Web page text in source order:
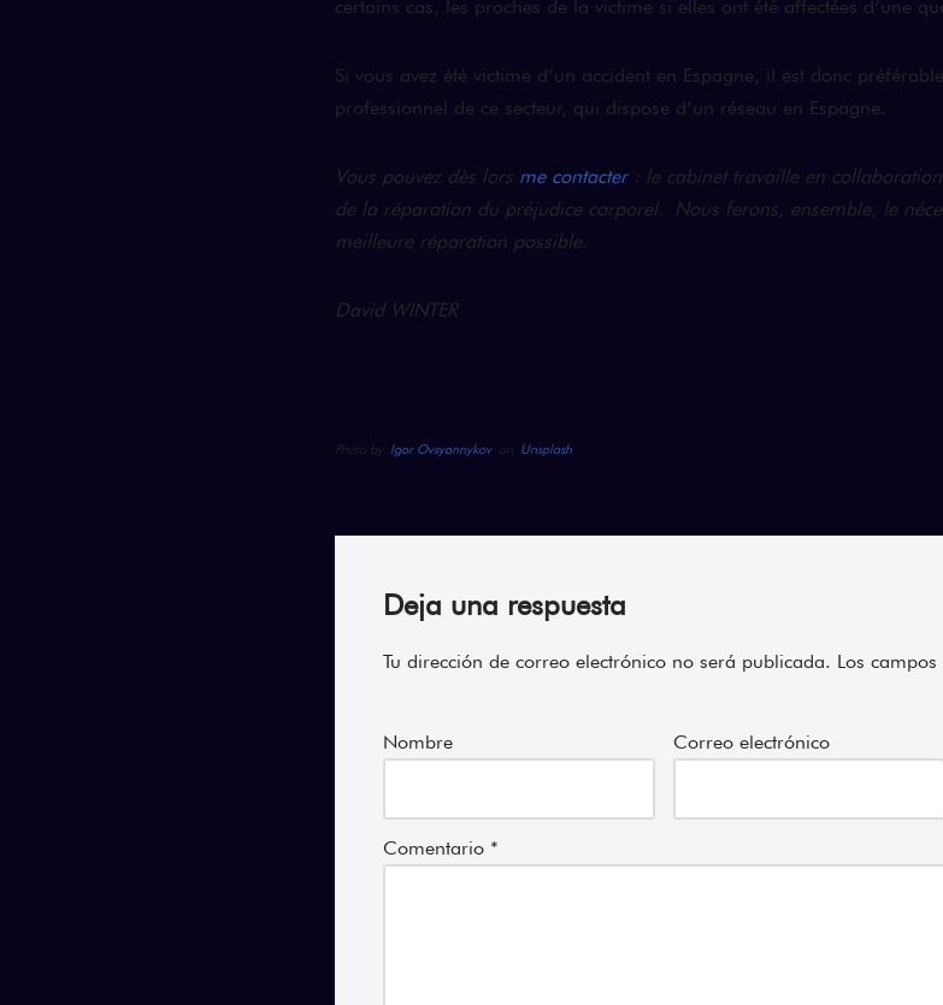
certains cas, les proches de la victime si elles ont été affectées d’une
Si vous avez été victime d’un accident en Espagne, il est donc
professionnel de ce secteur, qui dispose d’un réseau en Espagne.
Vous pouvez dès lors me contacter: le cabinet travaille en collaboration
de la réparation du préjudice corporel. Nous ferons, ensemble, le
meilleure réparation possible.
David WINTER
Photo by Igor Ovsyannykovon Unsplash
Deja una respuesta
Tu dirección de correo electrónico no será publicada. Los
Nombre Correo electrónico
Comentario *